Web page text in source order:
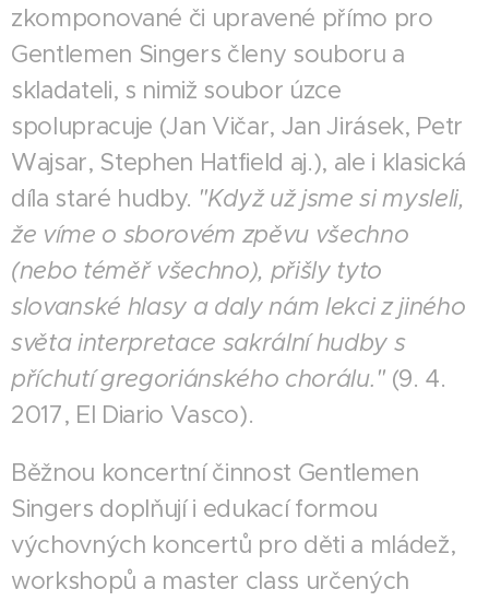
zkomponované či upravené přímo pro
Gentlemen Singers členy souboru a
skladateli, s nimiž soubor úzce
spolupracuje (Jan Vičar, Jan Jirásek, Petr
Wajsar, Stephen Hatfield aj.), ale i klasická
díla staré hudby. "Když už jsme si mysleli,
že víme o sborovém zpěvu všechno
(nebo téměř všechno), přišly tyto
slovanské hlasy a daly nám lekci z jiného
světa interpretace sakrální hudby s
příchutí gregoriánského chorálu." (9. 4.
2017, El Diario Vasco).
Běžnou koncertní činnost Gentlemen
Singers doplňují i edukací formou
výchovných koncertů pro děti a mládež,
workshopů a master class určených